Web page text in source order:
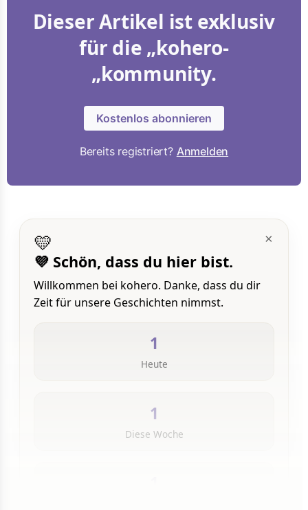
Dieser Artikel ist exklusiv
für die „kohero-
„kommunity.
Kostenlos abonnieren
Bereits registriert? Anmelden
×
💛
💜 Schön, dass du hier bist.
Willkommen bei kohero. Danke, dass du dir
Zeit für unsere Geschichten nimmst.
1
Heute
1
Diese Woche